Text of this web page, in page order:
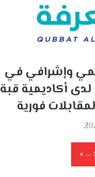
وإشرافي في
أكاديمية قبة
فورية
...